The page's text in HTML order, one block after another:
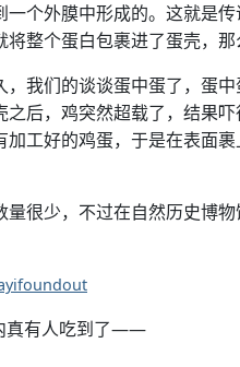
一个外膜中形成的。这就是
将整个蛋白包裹进了蛋壳，那
，我们的谈谈蛋中蛋了，蛋
之后，鸡突然超载了，结果
加工好的鸡蛋，于是在表面
量很少，不过在自然历史博
真有人吃到了——